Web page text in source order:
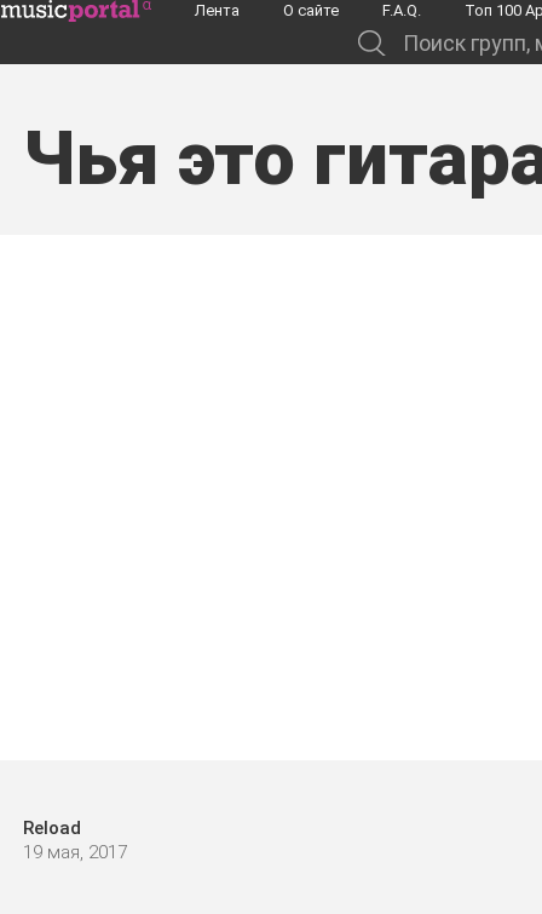
Перейти к основному содержанию
Лента О сайте F.A.Q. Toп 100
Чья это
Reload
19 мая, 2017